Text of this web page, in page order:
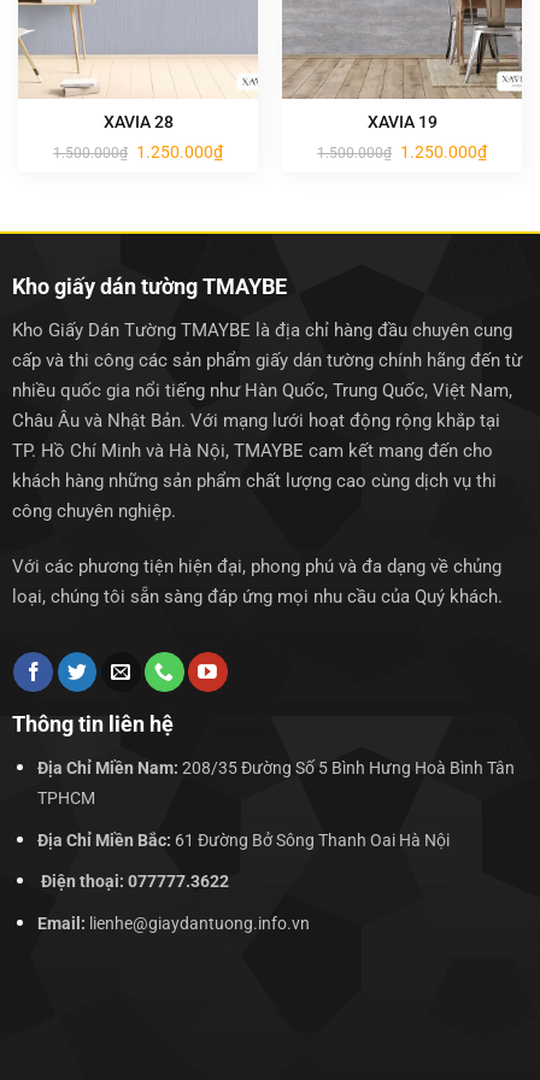
XAVIA 28
1.500.000₫ Giá
gốc
1.250.000₫Giá
hiện
XAVIA 19
1.500.000₫ Giá
gốc
1.250.000₫Giá
hiện
Kho giấy dán tường TMAYBE
Kho Giấy Dán Tường TMAYBE là địa chỉ hàng đầu chuyên cung
cấp và thi công các sản phẩm giấy dán tường chính hãng đến từ
nhiều quốc gia nổi tiếng như Hàn Quốc, Trung Quốc, Việt Nam,
Châu Âu và Nhật Bản. Với mạng lưới hoạt động rộng khắp tại
TP. Hồ Chí Minh và Hà Nội, TMAYBE cam kết mang đến cho
khách hàng những sản phẩm chất lượng cao cùng dịch vụ thi
công chuyên nghiệp.
Với các phương tiện hiện đại, phong phú và đa dạng về chủng
loại, chúng tôi sẵn sàng đáp ứng mọi nhu cầu của Quý khách.
Thông tin liên hệ
Địa Chỉ Miền Nam: 208/35 Đường Số 5 Bình Hưng Hoà Bình Tân
TPHCM
Địa Chỉ Miền Bắc: 61 Đường Bở Sông Thanh Oai Hà Nội
Điện thoại: 077777.3622
Email: lienhe@giaydantuong.info.vn